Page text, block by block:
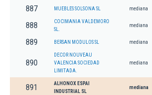
887 MUEBLES SOLSONA SL mediana
888
COCIMANIA VALDEMORO
SL.
mediana
889 BERSAN MODULOS SL mediana
890
DECOR NOUVEAU
VALENCIA SOCIEDAD
LIMITADA.
mediana
891
ALHONOX ESPAI
INDUSTRIAL SL
mediana